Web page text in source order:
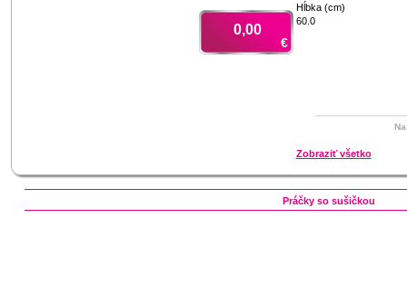
Hĺbka (cm)
60.0
0,00
€
Zobraziť všetko
Práčky so sušičkou